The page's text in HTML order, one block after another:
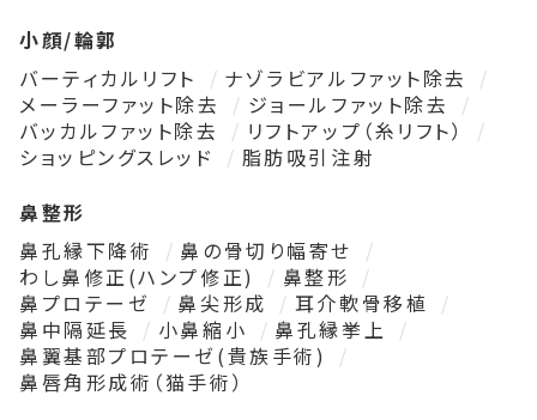
小顔/輪郭
バーティカルリフト
ナゾラビアルファット除去
メーラーファット除去
ジョールファット除去
バッカルファット除去
リフトアップ（糸リフト）
ショッピングスレッド
脂肪吸引注射
鼻整形
鼻孔縁下降術
鼻の骨切り幅寄せ
わし鼻修正(ハンプ修正)
鼻整形
鼻プロテーゼ
鼻尖形成
耳介軟骨移植
鼻中隔延長
小鼻縮小
鼻孔縁挙上
鼻翼基部プロテーゼ(貴族手術)
鼻唇角形成術（猫手術）